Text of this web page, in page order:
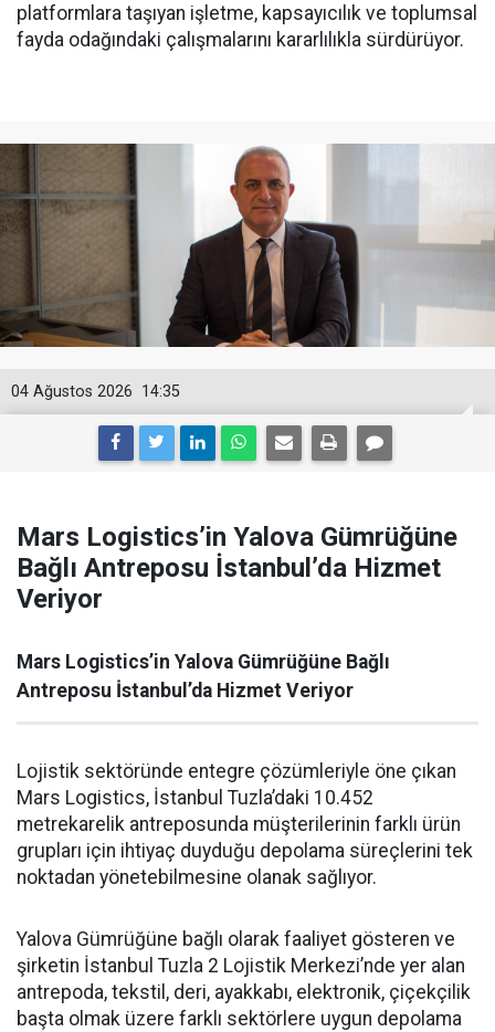
platformlara taşıyan işletme, kapsayıcılık ve toplumsal
fayda odağındaki çalışmalarını kararlılıkla sürdürüyor.
14:35
04 Ağustos 2026
Mars Logistics’in Yalova Gümrüğüne
Bağlı Antreposu İstanbul’da Hizmet
Veriyor
Mars Logistics’in Yalova Gümrüğüne Bağlı
Antreposu İstanbul’da Hizmet Veriyor
Lojistik sektöründe entegre çözümleriyle öne çıkan
Mars Logistics, İstanbul Tuzla’daki 10.452
metrekarelik antreposunda müşterilerinin farklı ürün
grupları için ihtiyaç duyduğu depolama süreçlerini tek
noktadan yönetebilmesine olanak sağlıyor.
Yalova Gümrüğüne bağlı olarak faaliyet gösteren ve
şirketin İstanbul Tuzla 2 Lojistik Merkezi’nde yer alan
antrepoda, tekstil, deri, ayakkabı, elektronik, çiçekçilik
başta olmak üzere farklı sektörlere uygun depolama